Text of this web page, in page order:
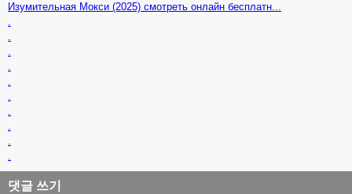
Изумительная Мокси (2025) смотреть онлайн бесплатн...
.
.
.
.
.
.
.
.
.
.
댓글 쓰기